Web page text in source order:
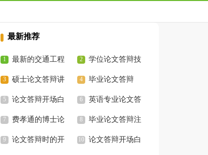
最新推荐
最新的交通工程
毕业论文答辩
学位论文答辩技
巧
硕士论文答辩讲
稿
毕业论文答辩
论文答辩开场白
和结束语的要点
英语专业论文答
辩技巧
费孝通的博士论
文答辩名人故事
毕业论文答辩注
意事项与要点
论文答辩时的开 论文答辩开场白